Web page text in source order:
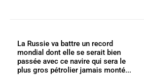
La Russie va battre un record
mondial dont elle se serait bien
passée avec ce navire qui sera le
plus gros pétrolier jamais monté...